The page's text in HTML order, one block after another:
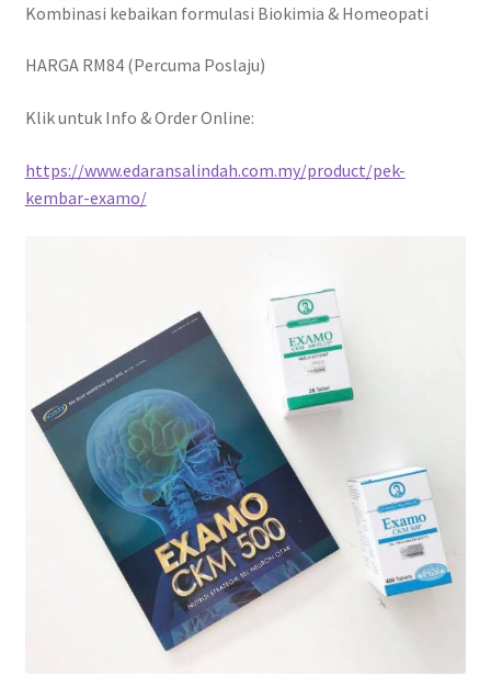
Kombinasi kebaikan formulasi Biokimia & Homeopati
HARGA RM84 (Percuma Poslaju)
Klik untuk Info & Order Online:
https://www.edaransalindah.com.my/product/pek-
kembar-examo/